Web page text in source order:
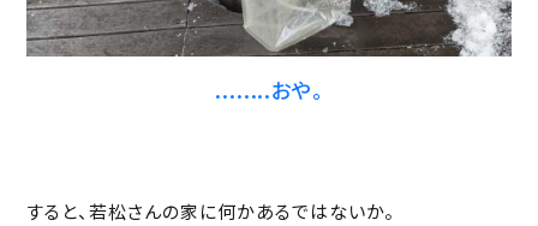
........おや。
すると、若松さんの家に何かあるではないか。